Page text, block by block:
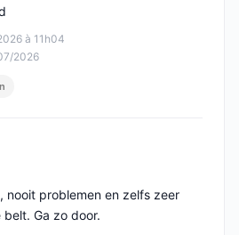
à 11h04
2026
5
nooit problemen en zelfs zeer
Ga zo door.